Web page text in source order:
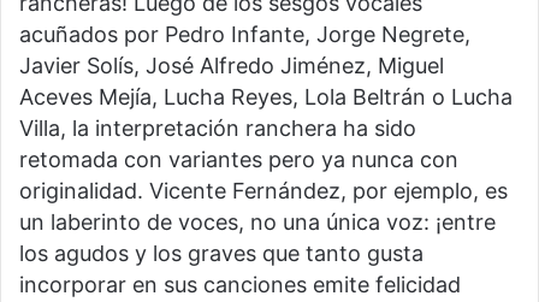
acuñados por Pedro Infante, Jorge Negrete,
Javier Solís, José Alfredo Jiménez, Miguel
Aceves Mejía, Lucha Reyes, Lola Beltrán o Lucha
Villa, la interpretación ranchera ha sido
retomada con variantes pero ya nunca con
originalidad. Vicente Fernández, por ejemplo, es
un laberinto de voces, no una única voz: ¡entre
los agudos y los graves que tanto gusta
incorporar en sus canciones emite felicidad